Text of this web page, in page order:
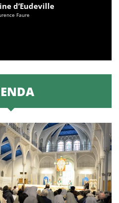
d’Eudeville
Faure